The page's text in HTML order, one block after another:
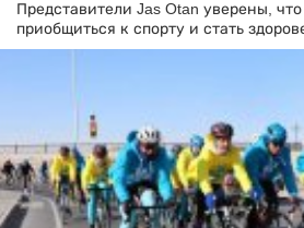
Представители Jas Otan уверены,
приобщиться к спорту и стать